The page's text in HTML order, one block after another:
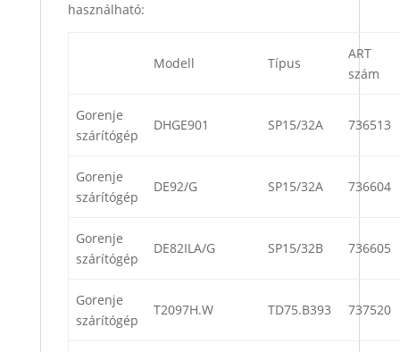
használható:
Modell Típus
ART
szám
Gorenje
szárítógép
DHGE901 SP15/32A 736513
Gorenje
szárítógép
DE92/G SP15/32A 736604
Gorenje
szárítógép
DE82ILA/G SP15/32B 736605
Gorenje
szárítógép
T2097H.W TD75.B393 737520